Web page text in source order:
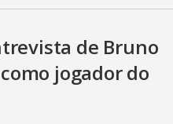
de Bruno
jogador do